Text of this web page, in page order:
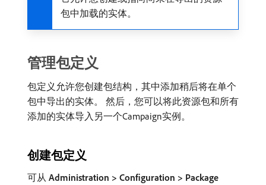
包中加载的实体。
管理包定义
包定义允许您创建包结构，其中添加稍后将在单个
包中导出的实体。 然后，您可以将此资源包和所有
添加的实体导入另一个Campaign实例。
创建包定义
可从​ Administration > Configuration > Package